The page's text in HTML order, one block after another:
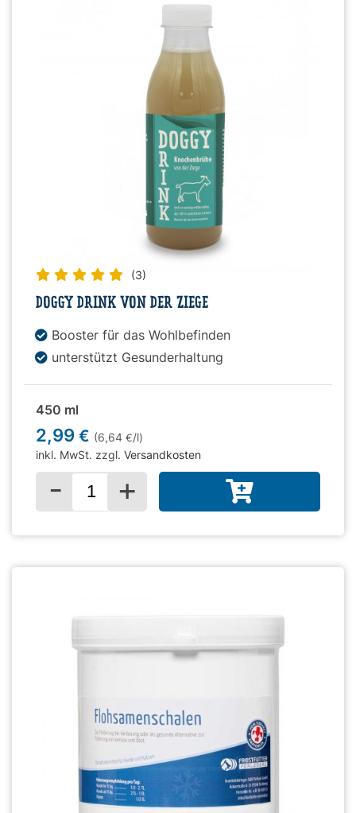
(3)
DOGGY DRINK VON DER ZIEGE
Booster für das Wohlbefinden
unterstützt Gesunderhaltung
450 ml
2,99 € (6,64 €/l)
inkl. MwSt. zzgl. Versandkosten
- +